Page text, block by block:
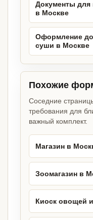
Документы для
в Москве
Оформление
суши в Москве
Похожие
Соседние
требования для
важный комплект.
Магазин в
Зоомагазин в
Киоск овощей